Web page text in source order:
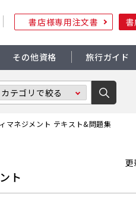
書店様専用注文書
その他資格 旅行ガイド
マネジメント テキスト&問題集
ト